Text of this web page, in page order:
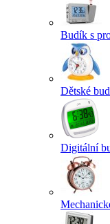
Budík s
Dětské
Digitální